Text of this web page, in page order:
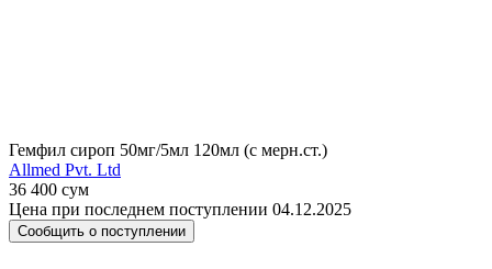
Гемфил сироп 50мг/5мл 120мл (с мерн.ст.)
Allmed Pvt. Ltd
36 400 сум
Цена при последнем поступлении 04.12.2025
Сообщить о поступлении